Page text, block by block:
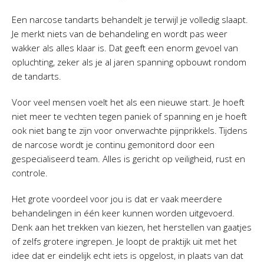
Een narcose tandarts behandelt je terwijl je volledig slaapt.
Je merkt niets van de behandeling en wordt pas weer
wakker als alles klaar is. Dat geeft een enorm gevoel van
opluchting, zeker als je al jaren spanning opbouwt rondom
de tandarts.
Voor veel mensen voelt het als een nieuwe start. Je hoeft
niet meer te vechten tegen paniek of spanning en je hoeft
ook niet bang te zijn voor onverwachte pijnprikkels. Tijdens
de narcose wordt je continu gemonitord door een
gespecialiseerd team. Alles is gericht op veiligheid, rust en
controle.
Het grote voordeel voor jou is dat er vaak meerdere
behandelingen in één keer kunnen worden uitgevoerd.
Denk aan het trekken van kiezen, het herstellen van gaatjes
of zelfs grotere ingrepen. Je loopt de praktijk uit met het
idee dat er eindelijk echt iets is opgelost, in plaats van dat